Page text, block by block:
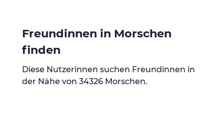
Freundinnen in Morschen
finden
Diese Nutzerinnen suchen Freundinnen in
der Nähe von 34326 Morschen.